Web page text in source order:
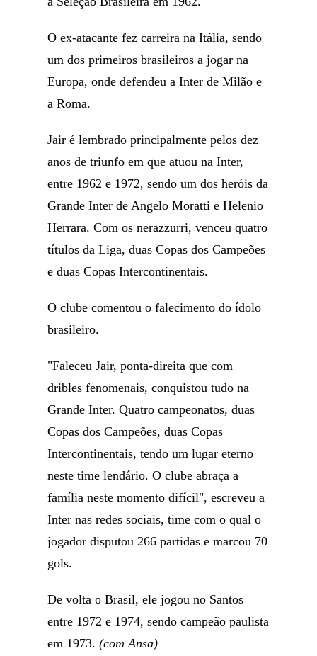
O ex-atacante fez carreira na Itália, sendo
um dos primeiros brasileiros a jogar na
Europa, onde defendeu a Inter de Milão e
a Roma.
Jair é lembrado principalmente pelos dez
anos de triunfo em que atuou na Inter,
entre 1962 e 1972, sendo um dos heróis da
Grande Inter de Angelo Moratti e Helenio
Herrara. Com os nerazzurri, venceu quatro
títulos da Liga, duas Copas dos Campeões
e duas Copas Intercontinentais.
O clube comentou o falecimento do ídolo
brasileiro.
"Faleceu Jair, ponta-direita que com
dribles fenomenais, conquistou tudo na
Grande Inter. Quatro campeonatos, duas
Copas dos Campeões, duas Copas
Intercontinentais, tendo um lugar eterno
neste time lendário. O clube abraça a
família neste momento difícil", escreveu a
Inter nas redes sociais, time com o qual o
jogador disputou 266 partidas e marcou 70
gols.
De volta o Brasil, ele jogou no Santos
entre 1972 e 1974, sendo campeão paulista
em 1973.(com Ansa)